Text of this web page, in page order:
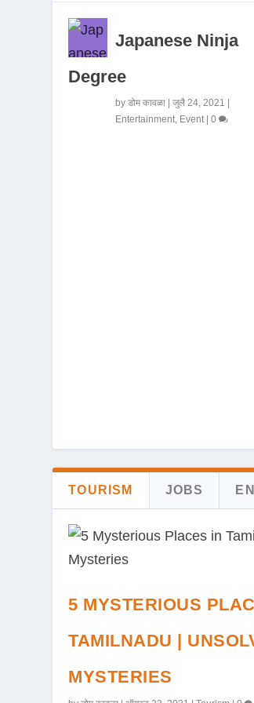
Japanese Ninja
Degree
byडोम कावळा |जुलै 24, 2021 |
Entertainment Event |0
TOURISM JOBS
5 MYSTERIOUS
TAMILNADU |
MYSTERIES